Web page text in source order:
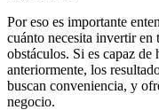
Por eso es importante
cuánto necesita invertir en
obstáculos. Si es capaz de
anteriormente, los
buscan conveniencia, y
negocio.